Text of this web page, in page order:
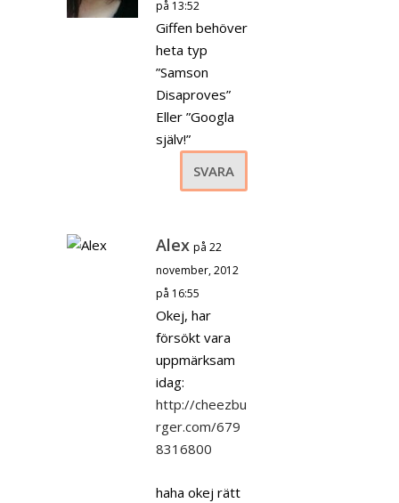
på 13:52
Giffen behöver
heta typ
”Samson
Disaproves”
Eller ”Googla
själv!”
SVARA
Alex på 22
november, 2012
på 16:55
Okej, har
försökt vara
uppmärksam
idag:
http://cheezbu
rger.com/679
8316800
haha okej rätt